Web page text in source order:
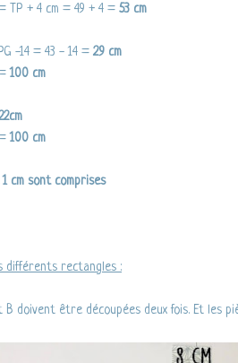
+ 4 cm = 49 + 4 = 53 cm
-14 = 43 - 14 = 29 cm
100 cm
100 cm
cm sont comprises
différents rectangles :
B doivent être découpées deux fois. Et les